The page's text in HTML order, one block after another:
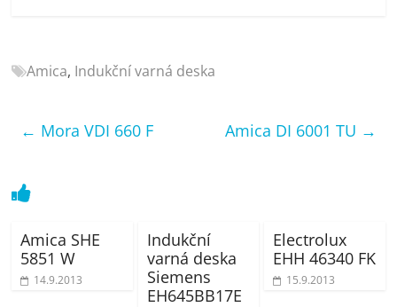
recenze,
notebooky,
telefony,
kávovary,
Amica, Indukční varná deska
← Mora VDI 660 F Amica DI 6001 TU →
Amica SHE
5851 W
14.9.2013
Indukční
varná deska
Siemens
EH645BB17E
Electrolux
EHH 46340 FK
15.9.2013